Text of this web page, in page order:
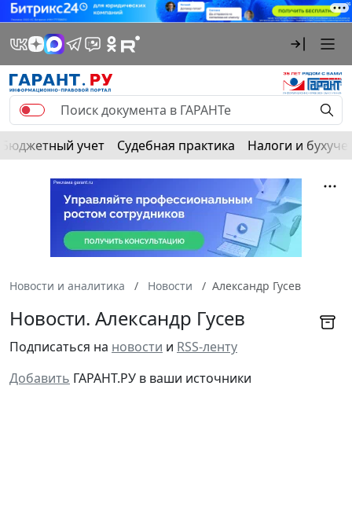
Бюджетный учет Судебная практика Налоги и
Новости и аналитика Новости Александр Гусев
Новости. Александр Гусев
Подписаться на новости и RSS-ленту
Добавить ГАРАНТ.РУ в ваши источники